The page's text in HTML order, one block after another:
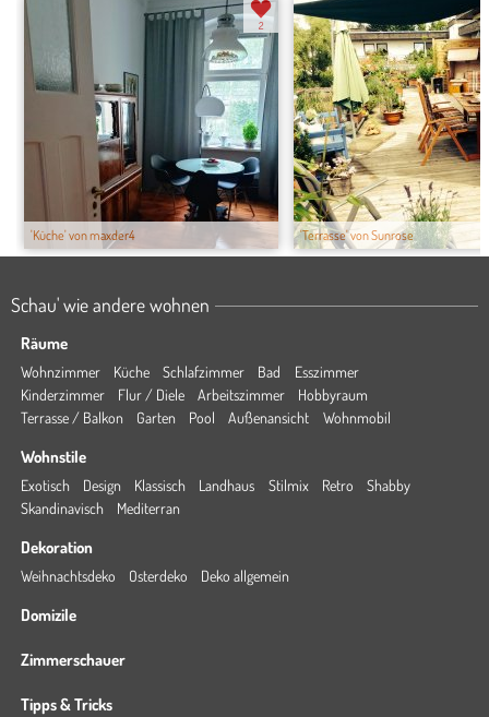
'Küche' von maxder4
2
'Terrasse' von Sunrose
Schau' wie andere wohnen
Räume
Wohnzimmer Küche Schlafzimmer Bad
Esszimmer
Kinderzimmer
Flur / Diele Arbeitszimmer
Hobbyraum
Terrasse / Balkon
Garten Pool Außenansicht Wohnmobil
Wohnstile
Exotisch Design Klassisch Landhaus Stilmix Retro
Shabby
Skandinavisch
Mediterran
Dekoration
Weihnachtsdeko Osterdeko Deko allgemein
Domizile
Zimmerschauer
Tipps & Tricks